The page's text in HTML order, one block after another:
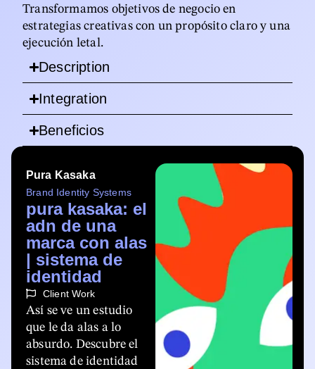
Transformamos objetivos de negocio en
estrategias creativas con un propósito claro y una
ejecución letal.
Description
Integration
Beneficios
Pura Kasaka
Brand Identity Systems
pura kasaka: el
adn de una
marca con alas
| sistema de
identidad
Client Work
Así se ve un estudio
que le da alas a lo
absurdo. Descubre el
sistema de identidad